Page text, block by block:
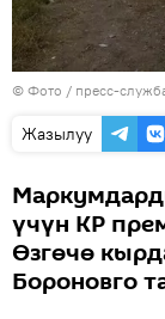
© Фото / пресс-
Жазылуу
үчүн КР
Өзгөчө
Бороновго